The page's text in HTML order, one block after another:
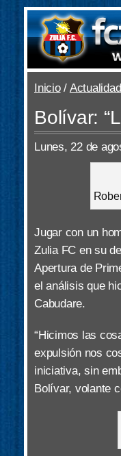
Inicio/ Actualidad
Bolívar:
Lunes, 22 de
Jugar con un
Zulia FC en su
Apertura de
el análisis que
Cabudare.
“Hicimos las
expulsión nos
iniciativa, sin
Bolívar, volante